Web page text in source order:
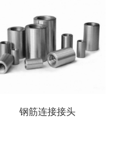
钢筋连接接头